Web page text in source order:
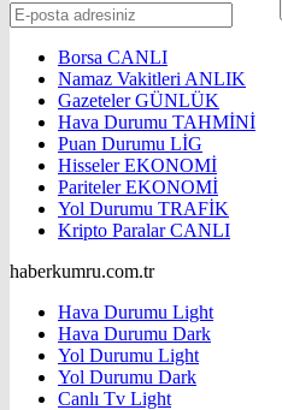
Borsa CANLI
Namaz Vakitleri ANLIK
GazetelerGÜNLÜK
Hava Durumu TAHMİNİ
Puan Durumu LİG
HisselerEKONOMİ
ParitelerEKONOMİ
Yol Durumu TRAFİK
Kripto ParalarCANLI
haberkumru.com.tr
Hava Durumu Light
Hava Durumu Dark
Yol Durumu Light
Yol Durumu Dark
Canlı Tv Light